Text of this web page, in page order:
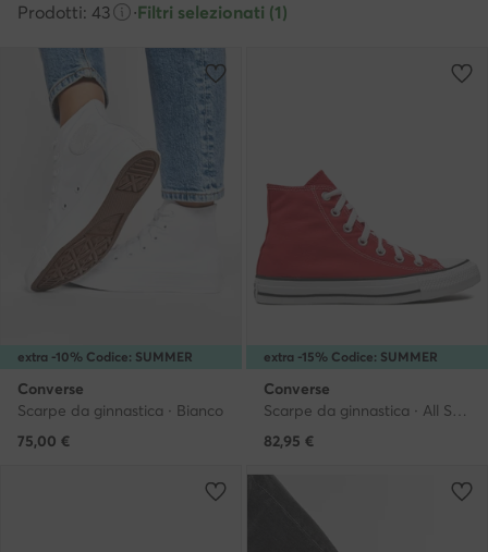
Prodotti: 43 ·Filtri selezionati (1)
extra -10% Codice: SUMMER
Converse
Scarpe da ginnastica · Bianco
75,00 €
extra -15% Codice: SUMMER
Converse
Scarpe da ginnastica · All Star · Rosso
82,95 €